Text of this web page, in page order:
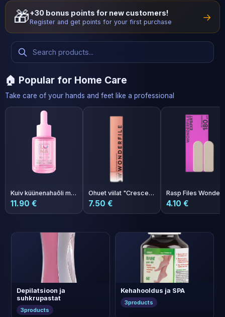
🎁+30 bonus points for new customers!
Register and get points for your first purchase →
🏠 Popular for Home Care
Take care of your hands and feet like a professional
Kuiv küünenahaõli maasikate aroomiga kreemiga Photoshop Oil 30ml
11.90 €
Ohuet viilat "Crescent" 162x24 mm 240 karkeus 50 kpl
7.50 € 4.10 €
Depilatsioon ja
suhkrupastat
3products
Kehahooldus ja SPA
3products